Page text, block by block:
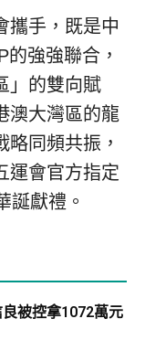
攜手，既是中
強強聯合，
」的雙向賦
澳大灣區的龍
同頻共振，
運會官方指定
誕獻禮。
被控拿1072萬元